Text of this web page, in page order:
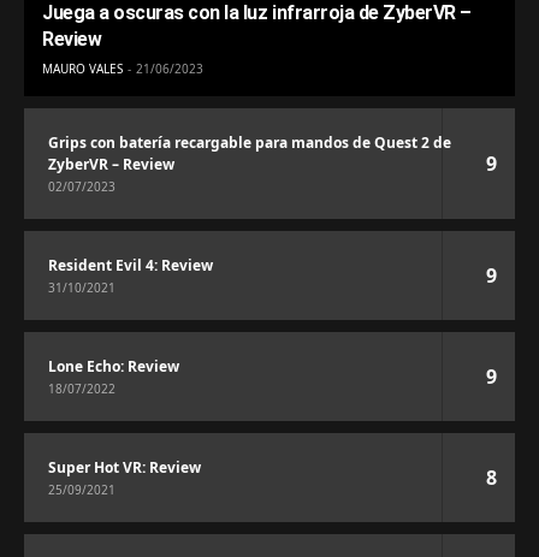
Juega a oscuras con la luz infrarroja de ZyberVR –
Review
MAURO VALES 21/06/2023
Grips con batería recargable para mandos de Quest 2 de
ZyberVR – Review
02/07/2023
9
Resident Evil 4: Review
31/10/2021 9
Lone Echo: Review
18/07/2022 9
Super Hot VR: Review
25/09/2021 8